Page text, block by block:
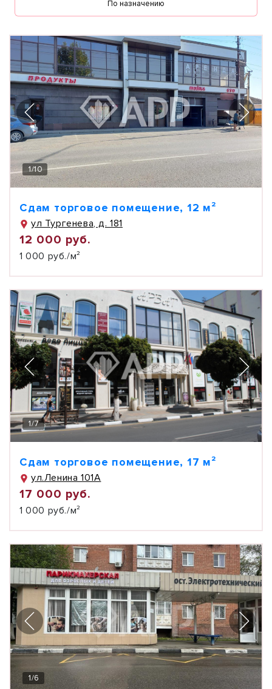
По назначению
1/10
Сдам торговое помещение, 12 м²
ул Тургенева, д. 181
12 000 руб.
1 000 руб./м²
1/7
Сдам торговое помещение, 17 м²
ул.Ленина 101А
17 000 руб.
1 000 руб./м²
1/6